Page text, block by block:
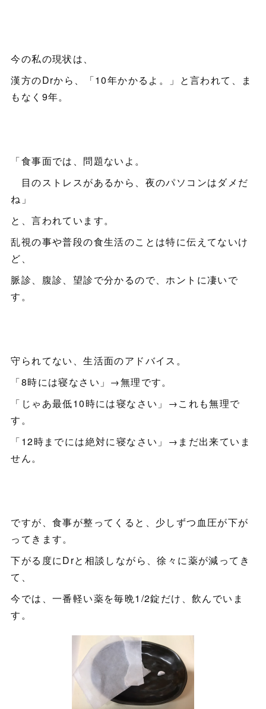
今の私の現状は、
漢方のDrから、「10年かかるよ。」と言われて、ま
もなく9年。
「食事面では、問題ないよ。
目のストレスがあるから、夜のパソコンはダメだ
ね」
と、言われています。
乱視の事や普段の食生活のことは特に伝えてないけ
ど、
脈診、腹診、望診で分かるので、ホントに凄いで
す。
守られてない、生活面のアドバイス。
「8時には寝なさい」→無理です。
「じゃあ最低10時には寝なさい」→これも無理で
す。
「12時までには絶対に寝なさい」→まだ出来ていま
せん。
ですが、食事が整ってくると、少しずつ血圧が下が
ってきます。
下がる度にDrと相談しながら、徐々に薬が減ってき
て、
今では、一番軽い薬を毎晩1/2錠だけ、飲んでいま
す。